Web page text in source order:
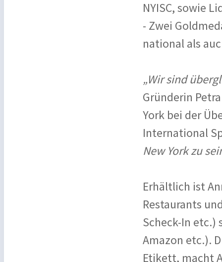
NYISC, sowie
- Zwei
national als
„Wir sind
Gründerin
York bei der
International
New York zu
Erhältlich ist
Restaurants
Scheck-In etc.)
Amazon etc.).
Etikett, macht